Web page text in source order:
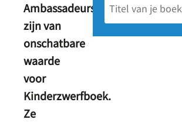
Ambassadeurs
zijn van
onschatbare
waarde
voor
Kinderzwerfboek.
Ze